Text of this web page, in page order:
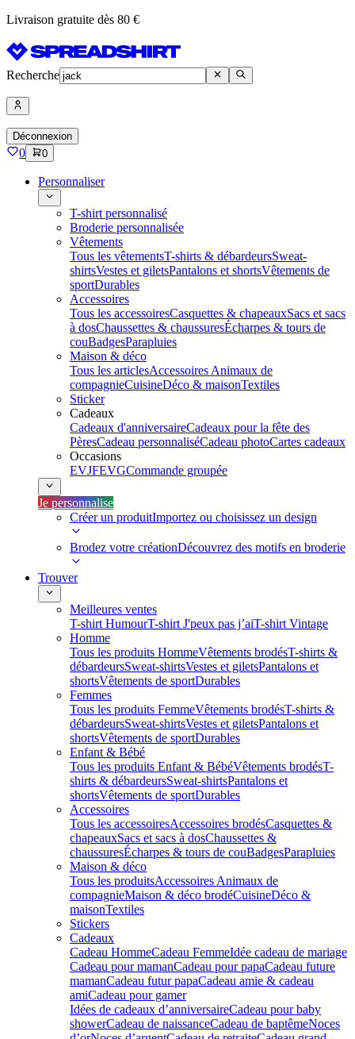
Livraison gratuite dès 80 €
Recherche
Déconnexion
0 0
Personnaliser
T-shirt personnalisé
Broderie personnalisée
Vêtements
Tous les vêtementsT-shirts & débardeursSweat-
shirtsVestes et giletsPantalons et shortsVêtements de
sportDurables
Accessoires
Tous les accessoiresCasquettes & chapeauxSacs et sacs
à dosChaussettes & chaussuresÉcharpes & tours de
couBadgesParapluies
Maison & déco
Tous les articlesAccessoires Animaux de
compagnieCuisineDéco & maisonTextiles
Sticker
Cadeaux
Cadeaux d'anniversaireCadeaux pour la fête des
PèresCadeau personnaliséCadeau photoCartes cadeaux
Occasions
EVJFEVGCommande groupée
Je personnalise
Créer un produitImportez ou choisissez un design
Brodez votre créationDécouvrez des motifs en broderie
Trouver
Meilleures ventes
T-shirt HumourT-shirt J'peux pas j’aiT-shirt Vintage
Homme
Tous les produits HommeVêtements brodésT-shirts &
débardeursSweat-shirtsVestes et giletsPantalons et
shortsVêtements de sportDurables
Femmes
Tous les produits FemmeVêtements brodésT-shirts &
débardeursSweat-shirtsVestes et giletsPantalons et
shortsVêtements de sportDurables
Enfant & Bébé
Tous les produits Enfant & BébéVêtements brodésT-
shirts & débardeursSweat-shirtsPantalons et
shortsVêtements de sportDurables
Accessoires
Tous les accessoiresAccessoires brodésCasquettes &
chapeauxSacs et sacs à dosChaussettes &
chaussuresÉcharpes & tours de couBadgesParapluies
Maison & déco
Tous les produitsAccessoires Animaux de
compagnieMaison & déco brodéCuisineDéco &
maisonTextiles
Stickers
Cadeaux
Cadeau HommeCadeau FemmeIdée cadeau de mariage​
Cadeau pour mamanCadeau pour papaCadeau future
mamanCadeau futur papaCadeau amie & cadeau
amiCadeau pour gamer
Idées de cadeaux d’anniversaireCadeau pour baby
showerCadeau de naissanceCadeau de baptêmeNoces